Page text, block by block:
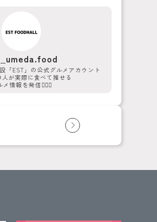
「EST」の公式グルメアカウント
人が実際に食べて推せる
メ情報を発信💁‍♀️✨